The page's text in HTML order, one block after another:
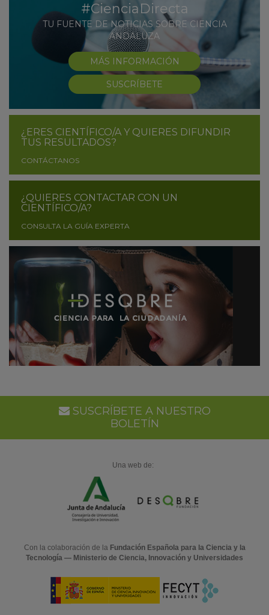
#CienciaDirecta
TU FUENTE DE NOTICIAS SOBRE CIENCIA
ANDALUZA
MÁS INFORMACIÓN
SUSCRÍBETE
¿ERES CIENTÍFICO/A Y QUIERES DIFUNDIR
TUS RESULTADOS?
CONTÁCTANOS
¿QUIERES CONTACTAR CON UN
CIENTÍFICO/A?
CONSULTA LA GUÍA EXPERTA
SUSCRÍBETE A NUESTRO
BOLETÍN
Una web de:
Con la colaboración de la Fundación Española para la Ciencia y la
Tecnología — Ministerio de Ciencia, Innovación y Universidades